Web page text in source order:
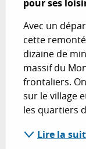
pour ses
Avec un
cette
dizaine de
massif du
frontaliers.
sur le village
les quartiers
Lire la